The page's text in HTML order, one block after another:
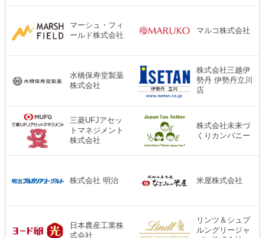
マーシュ・フィ
ールド株式会社
マルコ株式会社
水橋保寿堂製薬
株式会社
株式会社三越伊
勢丹 伊勢丹立川
店
三菱UFJアセッ
トマネジメント
株式会社
株式会社未来づ
くりカンパニー
株式会社 明治 米屋株式会社
日本農産工業株
式会社
リンツ＆シュプ
ルングリージャ